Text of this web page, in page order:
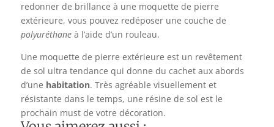
redonner de brillance à une moquette de pierre
extérieure, vous pouvez redéposer une couche de
polyuréthane à l’aide d’un rouleau.
Une moquette de pierre extérieure est un revêtement
de sol ultra tendance qui donne du cachet aux abords
d’une habitation. Très agréable visuellement et
résistante dans le temps, une résine de sol est le
prochain must de votre décoration.